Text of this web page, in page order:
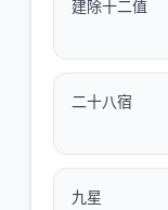
建除十二值
二十八宿
九星